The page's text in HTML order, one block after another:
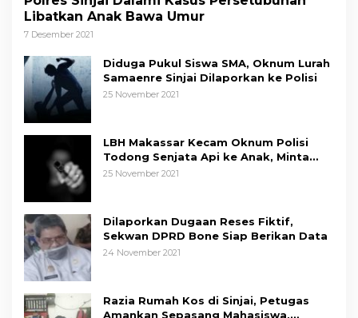
Libatkan Anak Bawa Umur
7 Desember 2021
Diduga Pukul Siswa SMA, Oknum Lurah
Samaenre Sinjai Dilaporkan ke Polisi
25 November 2021
LBH Makassar Kecam Oknum Polisi
Todong Senjata Api ke Anak, Minta
Kapolda Sulsel Tindak Tegas
25 November 2021
Dilaporkan Dugaan Reses Fiktif,
Sekwan DPRD Bone Siap Berikan Data
24 November 2021
Razia Rumah Kos di Sinjai, Petugas
Amankan Sepasang Mahasiswa,